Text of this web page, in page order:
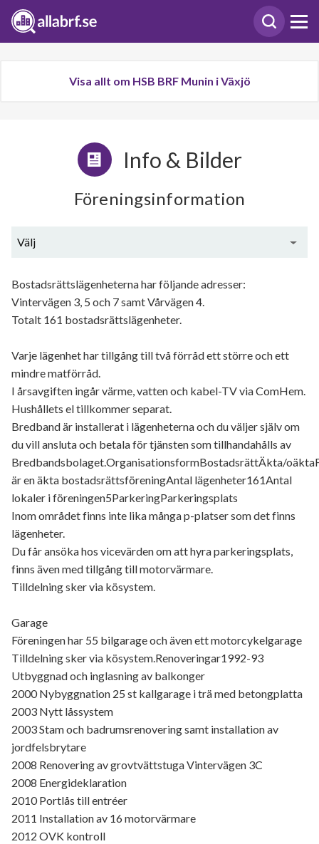
Visa allt om HSB BRF Munin i Växjö
Info & Bilder
Föreningsinformation
Välj
Bostadsrättslägenheterna har följande adresser:
Vintervägen 3, 5 och 7 samt Vårvägen 4.
Totalt 161 bostadsrättslägenheter.
Varje lägenhet har tillgång till två förråd ett större och ett
mindre matförråd.
I årsavgiften ingår värme, vatten och kabel-TV via ComHem.
Hushållets el tillkommer separat.
Bredband är installerat i lägenheterna och du väljer själv om
du vill ansluta och betala för tjänsten som tillhandahålls av
Bredbandsbolaget.OrganisationsformBostadsrättÄkta/
är en äkta bostadsrättsföreningAntal lägenheter161Antal
lokaler i föreningen5ParkeringParkeringsplats
Inom området finns inte lika många p-platser som det finns
lägenheter.
Du får ansöka hos vicevärden om att hyra parkeringsplats,
finns även med tillgång till motorvärmare.
Tilldelning sker via kösystem.
Garage
Föreningen har 55 bilgarage och även ett motorcykelgarage
Tilldelning sker via kösystem.Renoveringar1992-93
Utbyggnad och inglasning av balkonger
2000 Nybyggnation 25 st kallgarage i trä med betongplatta
2003 Nytt låssystem
2003 Stam och badrumsrenovering samt installation av
jordfelsbrytare
2008 Renovering av grovtvättstuga Vintervägen 3C
2008 Energideklaration
2010 Portlås till entréer
2011 Installation av 16 motorvärmare
2012 OVK kontroll